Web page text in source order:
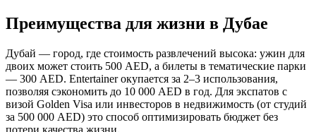
Преимущества для жизни в Дубае
Дубай — город, где стоимость развлечений высока: ужин для
двоих может стоить 500 AED, а билеты в тематические парки
— 300 AED. Entertainer окупается за 2–3 использования,
позволяя сэкономить до 10 000 AED в год. Для экспатов с
визой Golden Visa или инвесторов в недвижимость (от студий
за 500 000 AED) это способ оптимизировать бюджет без
потери качества жизни.